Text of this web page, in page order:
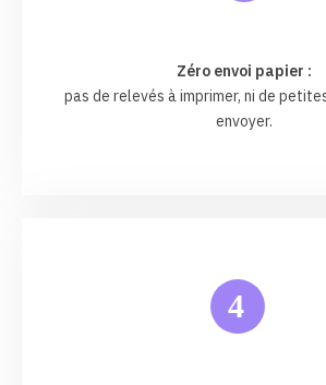
Zéro envoi papier :
pas de relevés à imprimer, ni de
envoyer.
4